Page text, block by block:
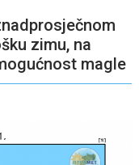
zimu, na
magle